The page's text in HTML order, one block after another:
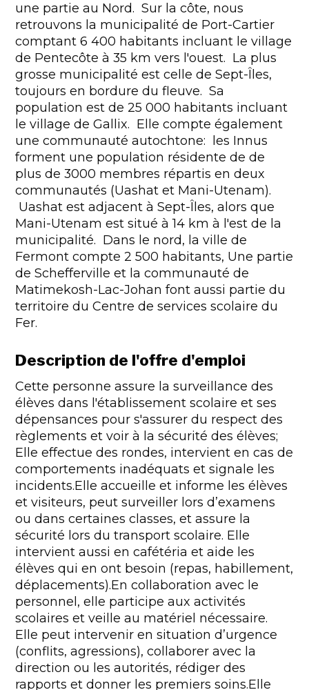
une partie au Nord. Sur la côte, nous
retrouvons la municipalité de Port-Cartier
comptant 6 400 habitants incluant le village
de Pentecôte à 35 km vers l'ouest. La plus
grosse municipalité est celle de Sept-Îles,
toujours en bordure du fleuve. Sa
population est de 25 000 habitants incluant
le village de Gallix. Elle compte également
une communauté autochtone: les Innus
forment une population résidente de de
plus de 3000 membres répartis en deux
communautés (Uashat et Mani-Utenam).
Uashat est adjacent à Sept-Îles, alors que
Mani-Utenam est situé à 14 km à l'est de la
municipalité. Dans le nord, la ville de
Fermont compte 2 500 habitants, Une partie
de Schefferville et la communauté de
Matimekosh-Lac-Johan font aussi partie du
territoire du Centre de services scolaire du
Fer.
Description de l'offre d'emploi
Cette personne assure la surveillance des
élèves dans l'établissement scolaire et ses
dépensances pour s'assurer du respect des
règlements et voir à la sécurité des élèves;
Elle effectue des rondes, intervient en cas de
comportements inadéquats et signale les
incidents.Elle accueille et informe les élèves
et visiteurs, peut surveiller lors d’examens
ou dans certaines classes, et assure la
sécurité lors du transport scolaire. Elle
intervient aussi en cafétéria et aide les
élèves qui en ont besoin (repas, habillement,
déplacements).En collaboration avec le
personnel, elle participe aux activités
scolaires et veille au matériel nécessaire.
Elle peut intervenir en situation d’urgence
(conflits, agressions), collaborer avec la
direction ou les autorités, rédiger des
rapports et donner les premiers soins.Elle